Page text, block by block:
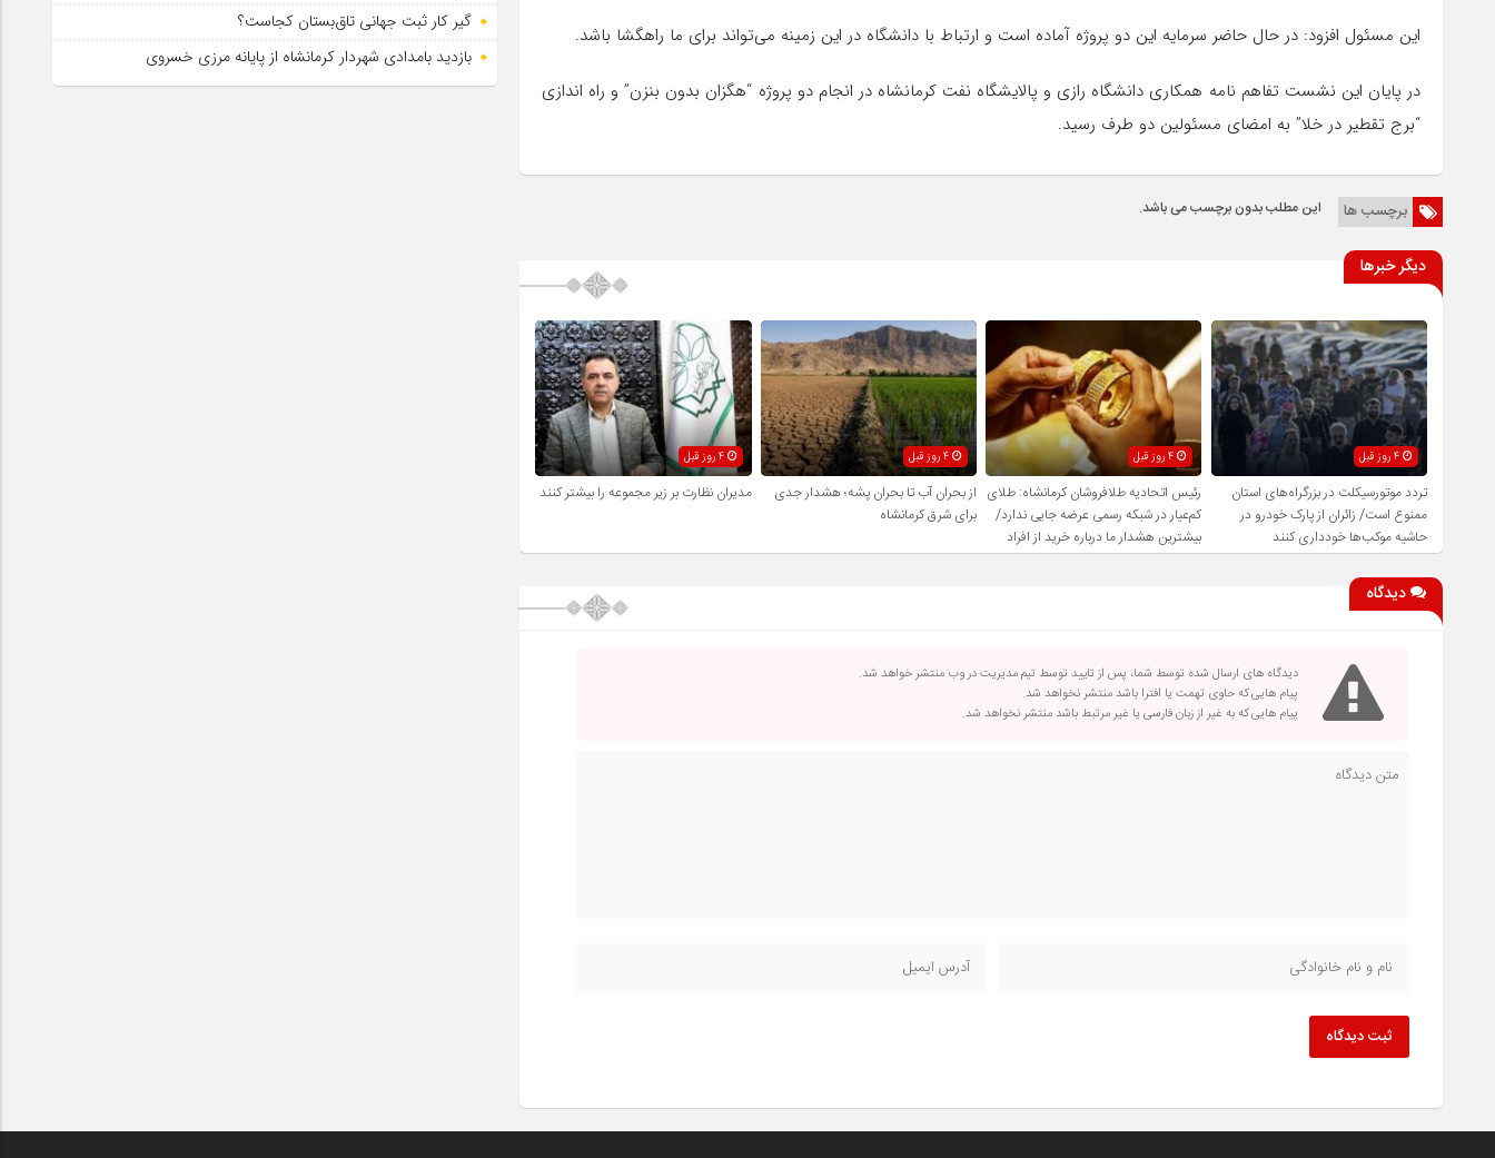
این مسئول افزود: در حال حاضر سرمایه این دو پروژه آماده است و ارتباط با دانشگاه در این زمینه می‌تواند برای ما راهگشا باشد.
در پایان این نشست تفاهم نامه همکاری دانشگاه رازی و پالایشگاه نفت کرمانشاه در انجام دو پروژه “هگزان بدون بنزن” و راه اندازی
“برج تقطیر در خلا” به امضای مسئولین دو طرف رسید.
برچسب ها این مطلب بدون برچسب می باشد.
دیگر خبرها
4 روز قبل
تردد موتورسیکلت در بزرگراه‌های استان
ممنوع است/ زائران از پارک خودرو در
حاشیه موکب‌ها خودداری کنند
4 روز قبل
رئیس اتحادیه طلافروشان کرمانشاه: طلای
کم‌عیار در شبکه رسمی عرضه جایی ندارد/
بیشترین هشدار ما درباره خرید از افراد
فاقد صلاحیت است
4 روز قبل
از بحران آب تا بحران پشه؛ هشدار جدی
برای شرق کرمانشاه
4 روز قبل
مدیران نظارت بر زیر مجموعه را بیشتر کنند
دیدگاه
دیدگاه های ارسال شده توسط شما، پس از تایید توسط تیم مدیریت در وب منتشر خواهد شد.
پیام هایی که حاوی تهمت یا افترا باشد منتشر نخواهد شد.
پیام هایی که به غیر از زبان فارسی یا غیر مرتبط باشد منتشر نخواهد شد.
ثبت دیدگاه
گیر کار ثبت جهانی تاق‌بستان کجاست؟
بازدید بامدادی شهردار کرمانشاه از پایانه مرزی خسروی